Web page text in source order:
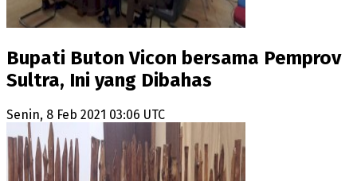
Bupati Buton Vicon bersama Pemprov
Sultra, Ini yang Dibahas
Senin, 8 Feb 2021 03:06 UTC